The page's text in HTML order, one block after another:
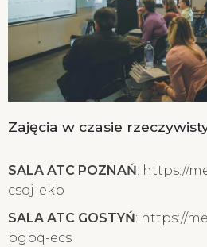
Zajęcia w czasie
SALA ATC POZNAŃ: https://
csoj-ekb
SALA ATC GOSTYŃ: https://
pgbq-ecs